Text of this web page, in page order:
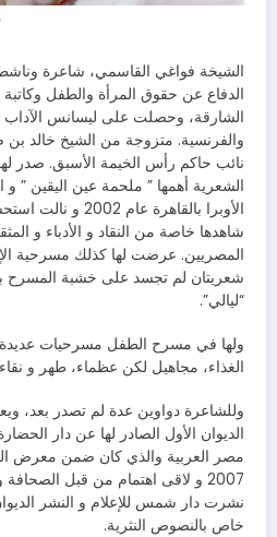
الشيخة فواغي القاسمي، شاعرة
الدفاع عن حقوق المرأة والطفل
الشارقة، وحصلت على ليسانس الآداب
والفرنسية. متزوجة من الشيخ خالد
نائب حاكم رأس الخيمة الأسبق. صدر
الشعرية أهمها ” ملحمة عين اليقين
الأوبرا بالقاهرة
شاهدها خاصة من النقاد و الأدباء و
المصريين. عرضت لها كذلك مسرحية
شعريتان لم تجسد على خشبة المسرح
“ليالي”.
ولها في مسرح الطفل مسرحيات عديدة
الغذاء، مجاهيل لكن عظماء، طهر و
وللشاعرة دواوين عدة لم تصدر بعد،
الديوان الأول الصادر لها عن دار
مصر العربية والذي كان ضمن معرض
2007 و لاقى اهتمام من قبل
نشرت دار شمس للإعلام و النشر
خاص بالنصوص النثرية.